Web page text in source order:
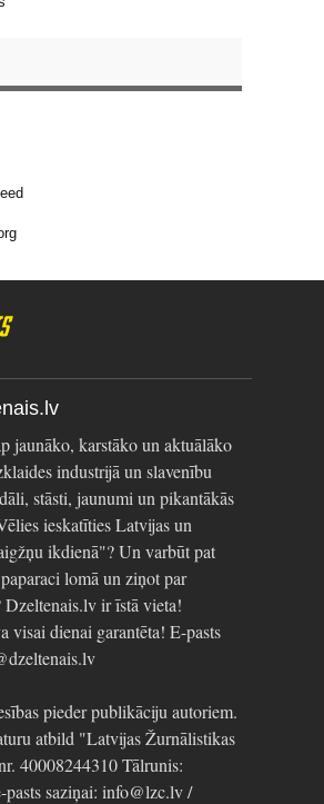
jaunāko, karstāko un aktuālāko
industrijā un slavenību
stāsti, jaunumi un pikantākās
ieskatīties Latvijas un
ikdienā"? Un varbūt pat
lomā un ziņot par
Dzeltenais.lv ir īstā vieta!
visai dienai garantēta! E-pasts
pieder publikāciju autoriem.
atbild "Latvijas Žurnālistikas
40008244310 Tālrunis:
pasts saziņai: info@lzc.lv /